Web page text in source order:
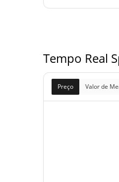
Tempo Real
Preço Valor de